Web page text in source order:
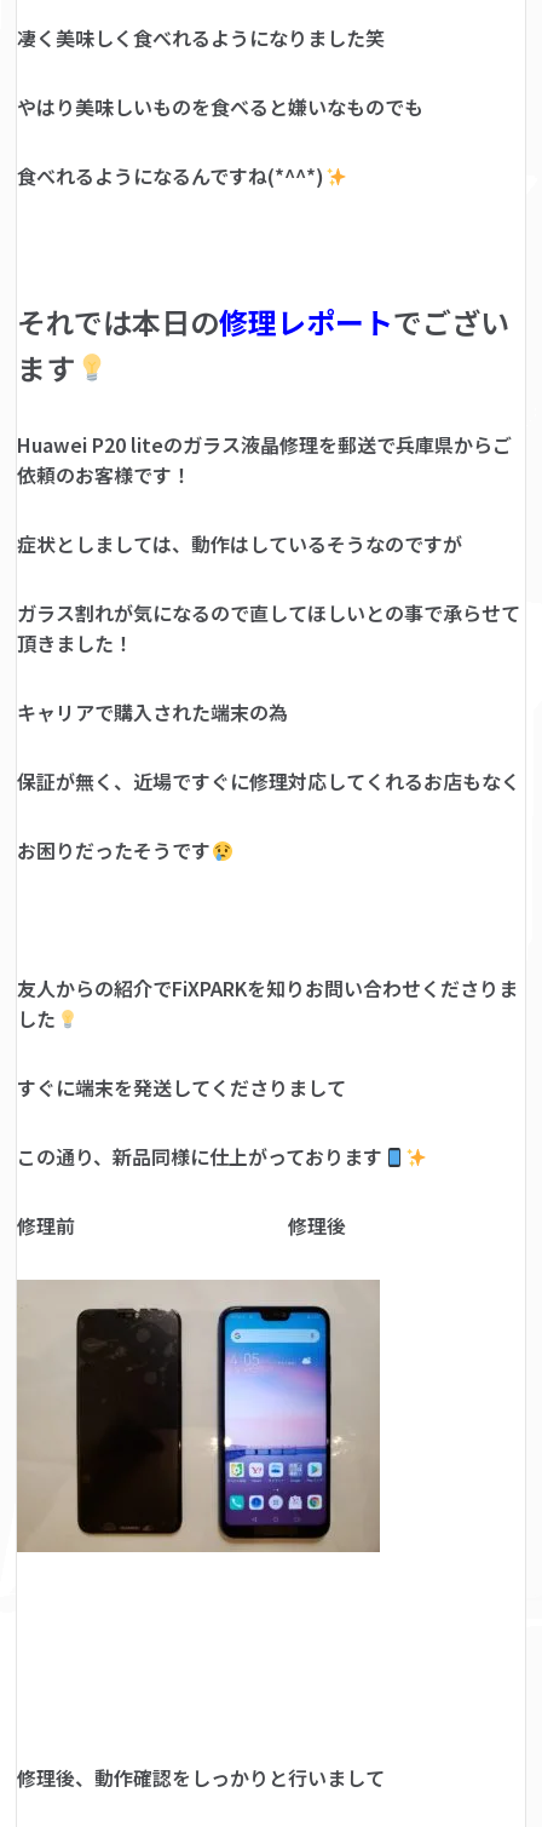
凄く美味しく食べれるようになりました笑
やはり美味しいものを食べると嫌いなものでも
食べれるようになるんですね(*^^*)
それでは本日の修理レポートでござい
ます
Huawei P20 liteのガラス液晶修理を郵送で兵庫県からご
依頼のお客様です！
症状としましては、動作はしているそうなのですが
ガラス割れが気になるので直してほしいとの事で承らせて
頂きました！
キャリアで購入された端末の為
保証が無く、近場ですぐに修理対応してくれるお店もなく
お困りだったそうです
友人からの紹介でFiXPARKを知りお問い合わせくださりま
した
すぐに端末を発送してくださりまして
この通り、新品同様に仕上がっております
修理前 修理後
修理後、動作確認をしっかりと行いまして